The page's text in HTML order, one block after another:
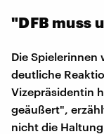
"DFB muss
Die Spielerinnen
deutliche
Vizepräsidentin
geäußert",
nicht die